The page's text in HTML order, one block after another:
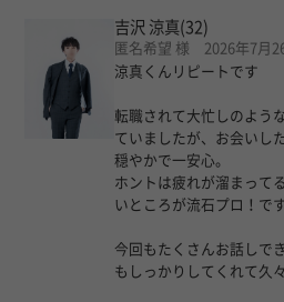
吉沢 涼真(32)
匿名希望 様 2026年7月
涼真くんリピートです
転職されて大忙しのよう
ていましたが、お会いし
穏やかで一安心。
ホントは疲れが溜まって
いところが流石プロ！です
今回もたくさんお話しで
もしっかりしてくれて久